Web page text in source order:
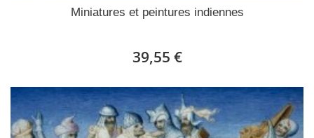
Miniatures et peintures indiennes
39,55 €